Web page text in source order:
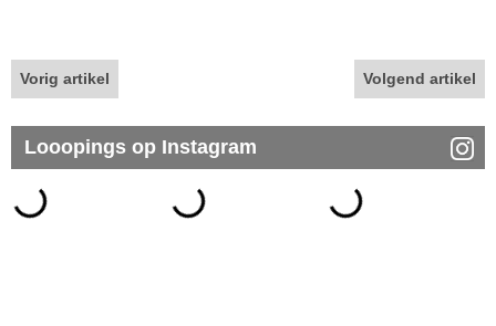
Vorig artikel Volgend artikel
Looopings op Instagram